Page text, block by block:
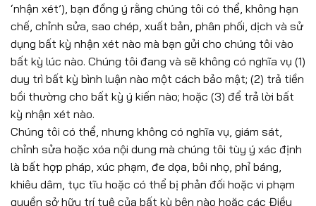
‘nhận xét’), bạn đồng ý rằng chúng tôi có thể, không hạn
chế, chỉnh sửa, sao chép, xuất bản, phân phối, dịch và sử
dụng bất kỳ nhận xét nào mà bạn gửi cho chúng tôi vào
bất kỳ lúc nào. Chúng tôi đang và sẽ không có nghĩa vụ (1)
duy trì bất kỳ bình luận nào một cách bảo mật; (2) trả tiền
bồi thường cho bất kỳ ý kiến nào; hoặc (3) để trả lời bất
kỳ nhận xét nào.
Chúng tôi có thể, nhưng không có nghĩa vụ, giám sát,
chỉnh sửa hoặc xóa nội dung mà chúng tôi tùy ý xác định
là bất hợp pháp, xúc phạm, đe dọa, bôi nhọ, phỉ báng,
khiêu dâm, tục tĩu hoặc có thể bị phản đối hoặc vi phạm
quyền sở hữu trí tuệ của bất kỳ bên nào hoặc các Điều